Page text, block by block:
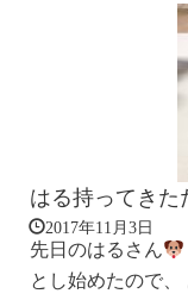
はる持ってき
2017年11月3日
先日のはるさん
とし始めたので